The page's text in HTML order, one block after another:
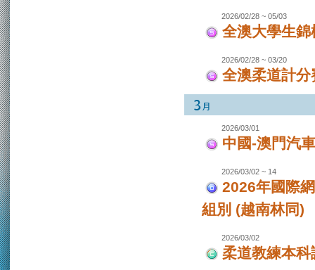
2026/02/28 ~ 05/03
全澳大學生
2026/02/28 ~ 03/20
全澳柔道計分
2026/03/01
中國-澳門汽
2026/03/02 ~ 14
2026年國際
組別 (越南林同)
2026/03/02
柔道教練本科